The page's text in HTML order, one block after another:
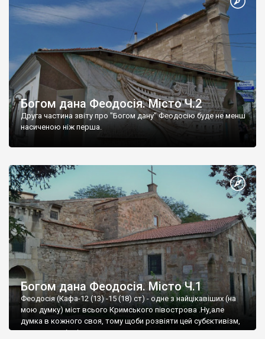
Богом дана Феодосія. Місто Ч.2
Друга частина звіту про "Богом дану" Феодосію буде не менш
насиченою ніж перша.
Богом дана Феодосія. Місто Ч.1
Феодосія (Кафа-12 (13) -15 (18) ст) - одне з найцікавіших (на
мою думку) міст всього Кримського півострова .Ну,але
думка в кожного своя, тому щоби розвіяти цей субєктивізм,
запрошую відвідати це